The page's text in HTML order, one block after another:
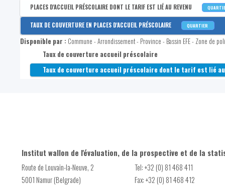
Disponible par :Commune - Arrondissement - Province - Bassin EFE - Zone de
Nombre de places d'accueil préscolaire
PLACES D'ACCUEIL PRÉSCOLAIRE DONT LE TARIF EST LIÉ AU REVENU
Disponible par :Commune - Arrondissement - Province - Bassin EFE - Zone de
Part des places d'accueil préscolaire dont le tarif est lié au
Nombre de places d'accueil préscolaire dont le tarif est lié
TAUX DE COUVERTURE EN PLACES D'ACCUEIL PRÉSCOLAIRE QUARTIER
Disponible par : Commune - Arrondissement - Province - Bassin EFE - Zone de
Taux de couverture accueil préscolaire
Taux de couverture accueil préscolaire dont le tarif est lié
Institut wallon de l'évaluation, de la prospective et de la
Route de Louvain-la-Neuve, 2
5001 Namur (Belgrade)
Tel: +32 (0) 81 468 411
Fax: +32 (0) 81 468 412